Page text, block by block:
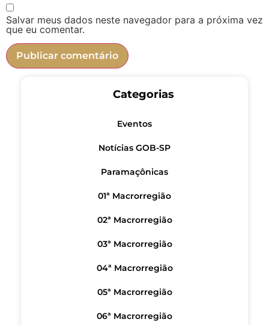
Salvar meus dados neste navegador para a próxima vez
que eu comentar.
Categorias
Eventos
Notícias GOB-SP
Paramaçônicas
01ª Macrorregião
02ª Macrorregião
03ª Macrorregião
04ª Macrorregião
05ª Macrorregião
06ª Macrorregião